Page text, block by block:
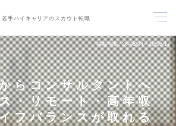
若手ハイキャリアのスカウト転職
掲載期間 26/08/04～26/08/17
らコンサルタントへ
・リモート・高年収
フバランスが取れる